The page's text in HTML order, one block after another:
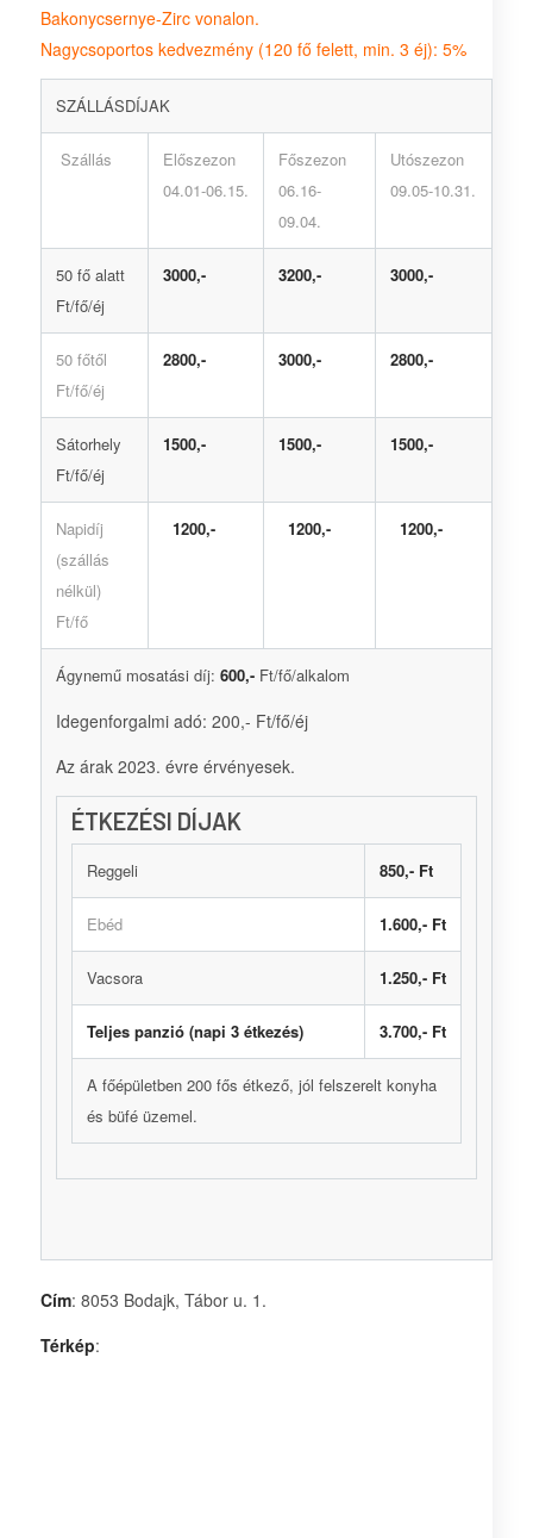
Bakonycsernye-Zirc vonalon.
Nagycsoportos kedvezmény (120 fő felett, min. 3 éj): 5%
SZÁLLÁSDÍJAK
Szállás
Előszezon
04.01-06.15.
Főszezon
06.16-
09.04.
Utószezon
09.05-10.31.
50 fő alatt
Ft/fő/éj
3000,- 3200,- 3000,-
50 főtől
Ft/fő/éj
2800,- 3000,- 2800,-
Sátorhely
Ft/fő/éj
1500,- 1500,- 1500,-
Napidíj
(szállás
nélkül)
Ft/fő
1200,- 1200,- 1200,-
Ágynemű mosatási díj: 600,-Ft/fő/alkalom
Idegenforgalmi adó: 200,- Ft/fő/éj
Az árak 2023. évre érvényesek.
ÉTKEZÉSI DÍJAK
Reggeli 850,- Ft
Ebéd 1.600,- Ft
Vacsora 1.250,- Ft
Teljes panzió (napi 3 étkezés) 3.700,- Ft
A főépületben 200 fős étkező, jól felszerelt konyha
és büfé üzemel.
Cím: 8053 Bodajk, Tábor u. 1.
Térkép: